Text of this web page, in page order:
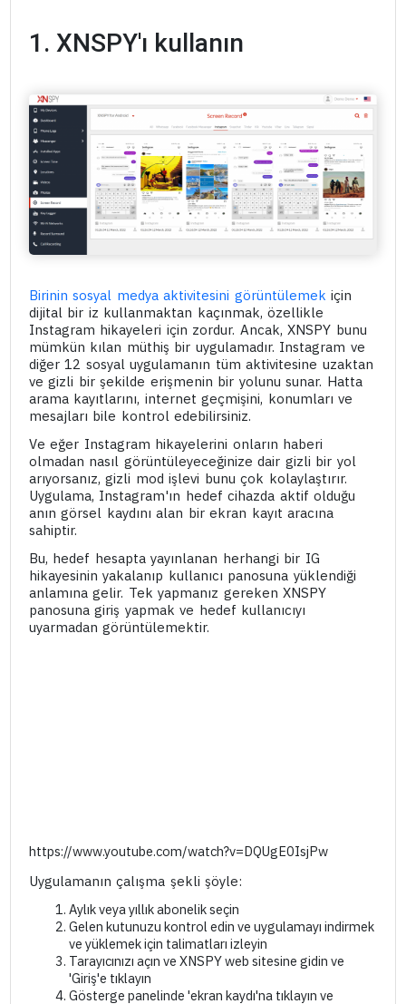
1. XNSPY'ı kullanın
Birinin sosyal medya aktivitesini görüntülemek için
dijital bir iz kullanmaktan kaçınmak, özellikle
Instagram hikayeleri için zordur. Ancak, XNSPY bunu
mümkün kılan müthiş bir uygulamadır. Instagram ve
diğer 12 sosyal uygulamanın tüm aktivitesine uzaktan
ve gizli bir şekilde erişmenin bir yolunu sunar. Hatta
arama kayıtlarını, internet geçmişini, konumları ve
mesajları bile kontrol edebilirsiniz.
Ve eğer Instagram hikayelerini onların haberi
olmadan nasıl görüntüleyeceğinize dair gizli bir yol
arıyorsanız, gizli mod işlevi bunu çok kolaylaştırır.
Uygulama, Instagram'ın hedef cihazda aktif olduğu
anın görsel kaydını alan bir ekran kayıt aracına
sahiptir.
Bu, hedef hesapta yayınlanan herhangi bir IG
hikayesinin yakalanıp kullanıcı panosuna yüklendiği
anlamına gelir. Tek yapmanız gereken XNSPY
panosuna giriş yapmak ve hedef kullanıcıyı
uyarmadan görüntülemektir.
https://www.youtube.com/watch?v=DQUgE0IsjPw
Uygulamanın çalışma şekli şöyle:
Aylık veya yıllık abonelik seçin
Gelen kutunuzu kontrol edin ve uygulamayı indirmek
ve yüklemek için talimatları izleyin
Tarayıcınızı açın ve XNSPY web sitesine gidin ve
'Giriş'e tıklayın
Gösterge panelinde 'ekran kaydı'na tıklayın ve